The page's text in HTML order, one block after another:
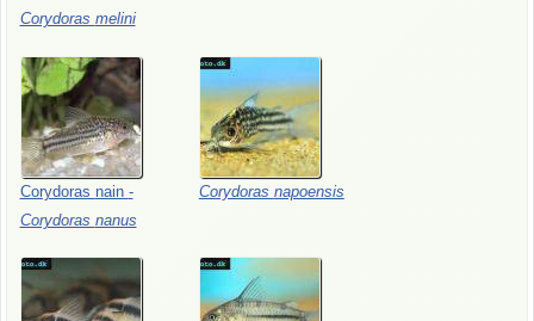
Corydoras melini
Corydoras nain -
Corydoras nanus
Corydoras napoensis